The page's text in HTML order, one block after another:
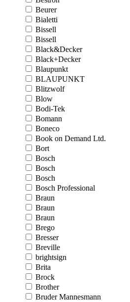
Beurer
Bialetti
Bissell
Bissell
Black&Decker
Black+Decker
Blaupunkt
BLAUPUNKT
Blitzwolf
Blow
Bodi-Tek
Bomann
Boneco
Book on Demand Ltd.
Bort
Bosch
Bosch
Bosch
Bosch Professional
Braun
Braun
Braun
Brego
Bresser
Breville
brightsign
Brita
Brock
Brother
Bruder Mannesmann